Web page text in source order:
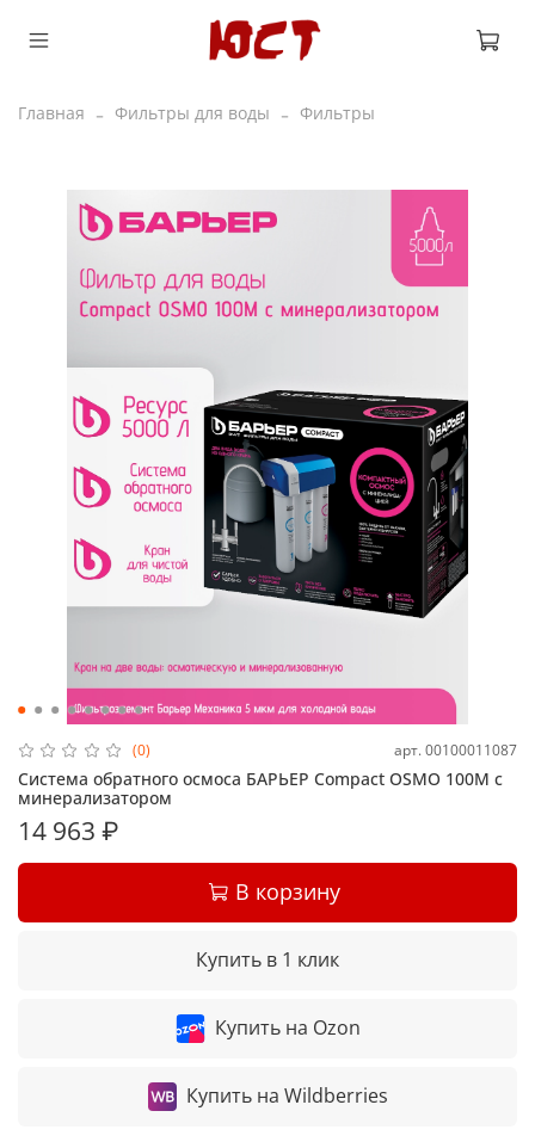
Главная Фильтры для воды Фильтры
(0) арт. 00100011087
Система обратного осмоса БАРЬЕР Compact OSMO 100М с
минерализатором
14 963 ₽
В корзину
Купить в 1 клик
Купить на Ozon
Купить на Wildberries